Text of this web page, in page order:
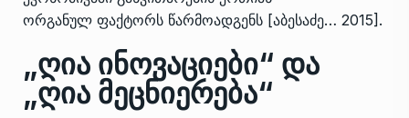
ორგანულ ფაქტორს წარმოადგენს [აბესაძე… 2015].
„ღია ინოვაციები“ და
„ღია მეცნიერება“